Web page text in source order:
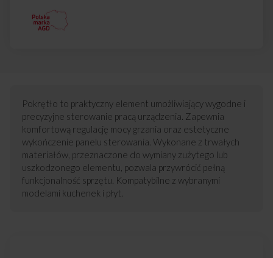
Pokrętło to praktyczny element umożliwiający wygodne i
precyzyjne sterowanie pracą urządzenia. Zapewnia
komfortową regulację mocy grzania oraz estetyczne
wykończenie panelu sterowania. Wykonane z trwałych
materiałów, przeznaczone do wymiany zużytego lub
uszkodzonego elementu, pozwala przywrócić pełną
funkcjonalność sprzętu. Kompatybilne z wybranymi
modelami kuchenek i płyt.